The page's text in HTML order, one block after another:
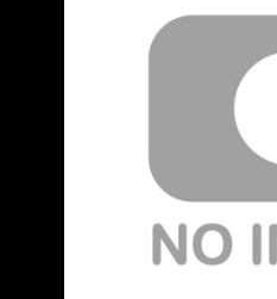
我可以說是收穫滿滿
除了教練和球探之外
行對話， 而且通常還
性，從高層口中獲取
位經紀人也樂意分享